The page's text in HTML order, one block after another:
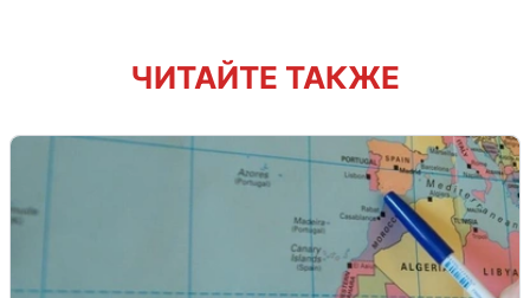
ЧИТАЙТЕ ТАКЖЕ